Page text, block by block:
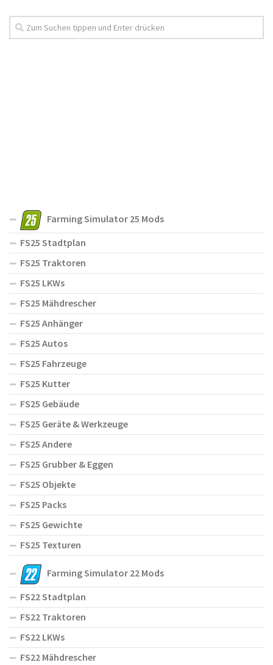
Farming Simulator 25 Mods
FS25 Stadtplan
FS25 Traktoren
FS25 LKWs
FS25 Mähdrescher
FS25 Anhänger
FS25 Autos
FS25 Fahrzeuge
FS25 Kutter
FS25 Gebäude
FS25 Geräte & Werkzeuge
FS25 Andere
FS25 Grubber & Eggen
FS25 Objekte
FS25 Packs
FS25 Gewichte
FS25 Texturen
Farming Simulator 22 Mods
FS22 Stadtplan
FS22 Traktoren
FS22 LKWs
FS22 Mähdrescher